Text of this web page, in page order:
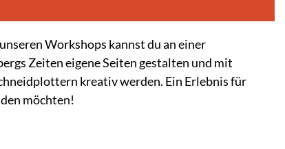
Workshops kannst du an einer
Zeiten eigene Seiten gestalten und mit
kreativ werden. Ein Erlebnis für
möchten!